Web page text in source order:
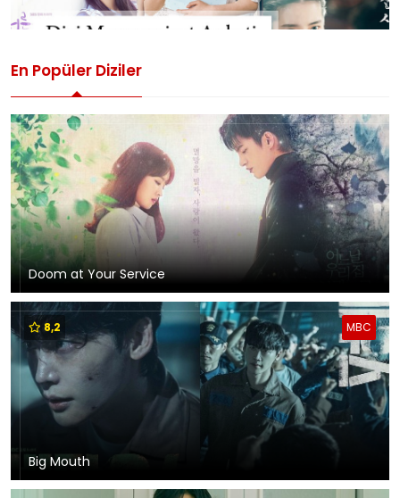
En Popüler Diziler
Doom at Your Service
MBC
8,2
Big Mouth